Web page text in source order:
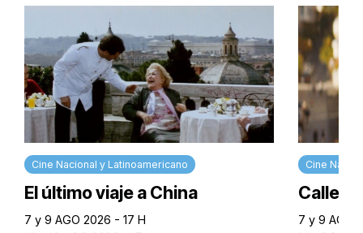
Cine Nacional y Latinoamericano
El último viaje a China
7 y 9 AGO 2026 - 17 H
Cine
Calle
7 y 9 AGO